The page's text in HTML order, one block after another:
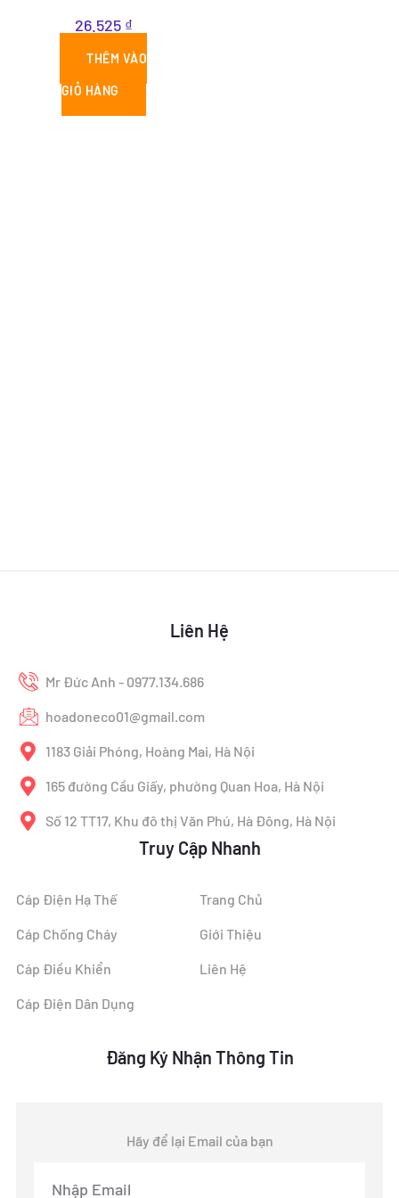
26.525 ₫
THÊM VÀO
GIỎ HÀNG
Liên Hệ
Mr Đức Anh - 0977.134.686
hoadoneco01@gmail.com
1183 Giải Phóng, Hoàng Mai, Hà Nội
165 đường Cầu Giấy, phường Quan Hoa, Hà Nội
Số 12 TT17, Khu đô thị Văn Phú, Hà Đông, Hà Nội
Truy Cập Nhanh
Cáp Điện Hạ Thế
Cáp Chống Cháy
Cáp Điều Khiển
Cáp Điện Dân Dụng
Trang Chủ
Giới Thiệu
Liên Hệ
Đăng Ký Nhận Thông Tin
Hãy để lại Email của bạn